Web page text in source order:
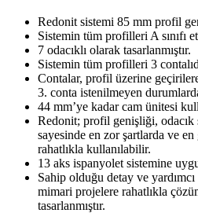
Redonit sistemi 85 mm profil
Sistemin tüm profilleri A sınıfı
7 odacıklı olarak tasarlanmıştır.
Sistemin tüm profilleri 3
Contalar, profil üzerine
3. conta istenilmeyen
44 mm’ye kadar cam ünitesi
Redonit; profil genişliği, odacık
sayesinde en zor şartlarda ve en
rahatlıkla kullanılabilir.
13 aks ispanyolet sistemine
Sahip olduğu detay ve
mimari projelere rahatlıkla
tasarlanmıştır.